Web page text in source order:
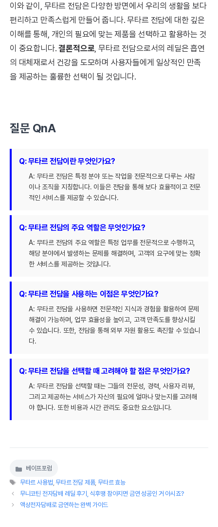
이와 같이, 무타르 전담은 다양한 방면에서 우리의 생활을 보다
편리하고 만족스럽게 만들어 줍니다. 무타르 전담에 대한 깊은
이해를 통해, 개인의 필요에 맞는 제품을 선택하고 활용하는 것
이 중요합니다.결론적으로, 무타르 전담으로서의 레딜은 흡연
의 대체재로서 건강을 도모하며 사용자들에게 일상적인 만족
을 제공하는 훌륭한 선택이 될 것입니다.
질문 QnA
Q: 무타르 전담이란 무엇인가요?
A: 무타르 전담은 특정 분야 또는 작업을 전문적으로 다루는 사람
이나 조직을 지칭합니다. 이들은 전담을 통해 보다 효율적이고 전문
적인 서비스를 제공할 수 있습니다.
Q: 무타르 전담의 주요 역할은 무엇인가요?
A: 무타르 전담의 주요 역할은 특정 업무를 전문적으로 수행하고,
해당 분야에서 발생하는 문제를 해결하며, 고객의 요구에 맞는 정확
한 서비스를 제공하는 것입니다.
Q: 무타르 전담을 사용하는 이점은 무엇인가요?
A: 무타르 전담을 사용하면 전문적인 지식과 경험을 활용하여 문제
해결이 가능하며, 업무 효율성을 높이고, 고객 만족도를 향상시킬
수 있습니다. 또한, 전담을 통해 외부 자원 활용도 촉진할 수 있습니
다.
Q: 무타르 전담을 선택할 때 고려해야 할 점은 무엇인가요?
A: 무타르 전담을 선택할 때는 그들의 전문성, 경력, 사용자 리뷰,
그리고 제공하는 서비스가 자신의 필요에 얼마나 맞는지를 고려해
야 합니다. 또한 비용과 시간 관리도 중요한 요소입니다.
카
테
베이프포럼
태
그
무타르 사용법 ,무타르 전담 제품,무타르 효능
무니코틴 전자담배 레딜 후기, 식후땡 참아지면 금연 성공인 거 아시죠?
액상전자담배로 금연하는 완벽 가이드